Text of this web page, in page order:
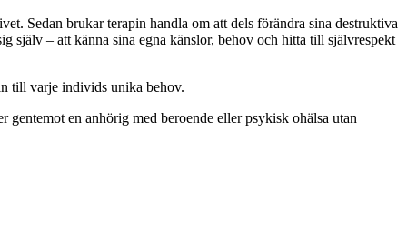
Sedan brukar terapin handla om att dels förändra sina destruktiva
själv – att känna sina egna känslor, behov och hitta till självrespekt
till varje individs unika behov.
en anhörig med beroende eller psykisk ohälsa utan